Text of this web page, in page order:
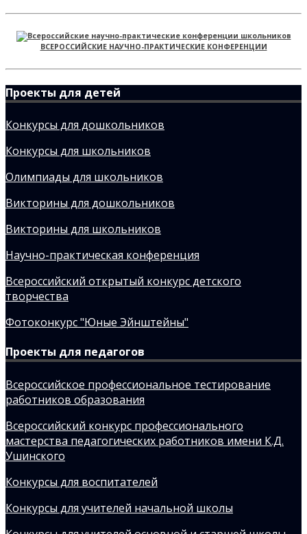
ВСЕРОССИЙСКИЕ НАУЧНО-ПРАКТИЧЕСКИЕ КОНФЕРЕНЦИИ
Проекты для детей
Конкурсы для дошкольников
Конкурсы для школьников
Олимпиады для школьников
Викторины для дошкольников
Викторины для школьников
Научно-практическая конференция
Всероссийский открытый конкурс детского
творчества
Фотоконкурс "Юные Эйнштейны"
Проекты для педагогов
Всероссийское профессиональное тестирование
работников образования
Всероссийский конкурс профессионального
мастерства педагогических работников имени К.Д.
Ушинского
Конкурсы для воспитателей
Конкурсы для учителей начальной школы